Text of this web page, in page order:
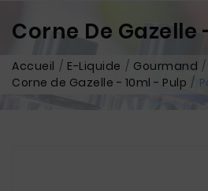
Corne De Gazelle
Accueil E-Liquide
Gourmand
Corne de Gazelle - 10ml - Pulp